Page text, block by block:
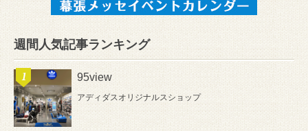
週間人気記事ランキング
95view
アディダスオリジナルスショップ